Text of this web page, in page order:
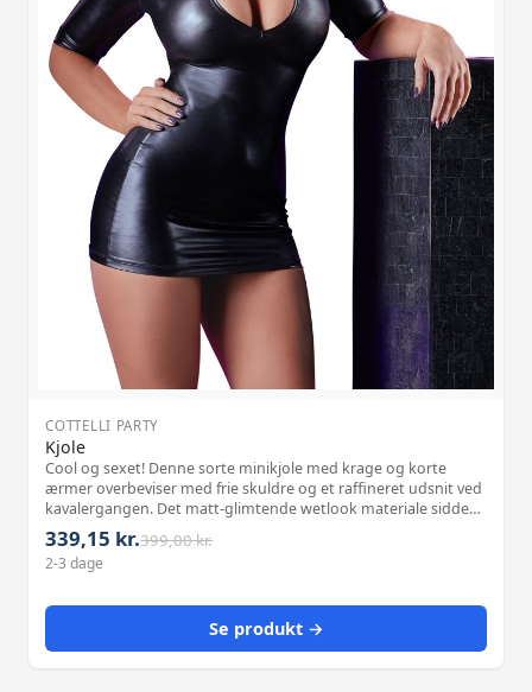
COTTELLI PARTY
Kjole
Cool og sexet! Denne sorte minikjole med krage og korte
ærmer overbeviser med frie skuldre og et raffineret udsnit ved
kavalergangen. Det matt-glimtende wetlook materiale sidder
stramt og fremhæver dine kvindelige former forførende.
Materiale: 92% polyest
339,15 kr.399,00 kr.
2-3 dage
Se produkt →